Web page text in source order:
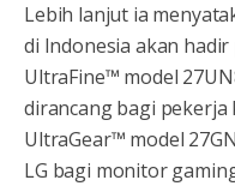
Lebih lanjut ia
di Indonesia akan
UltraFine™ model
dirancang bagi
UltraGear™ model
LG bagi monitor